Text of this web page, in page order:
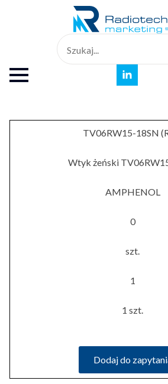
TV06RW15-18SN
Wtyk żeński
AMPHENOL
0
szt.
1
1 szt.
Dodaj do